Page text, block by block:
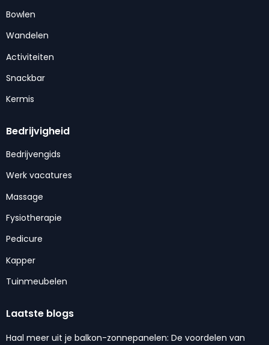
Bowlen
Wandelen
Activiteiten
Snackbar
Kermis
Bedrijvigheid
Bedrijvengids
Werk vacatures
Massage
Fysiotherapie
Pedicure
Kapper
Tuinmeubelen
Laatste blogs
Haal meer uit je balkon-zonnepanelen: De voordelen van